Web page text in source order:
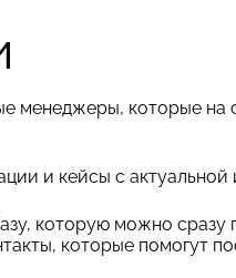
менеджеры, которые на
и кейсы с
которую можно
которые помогут